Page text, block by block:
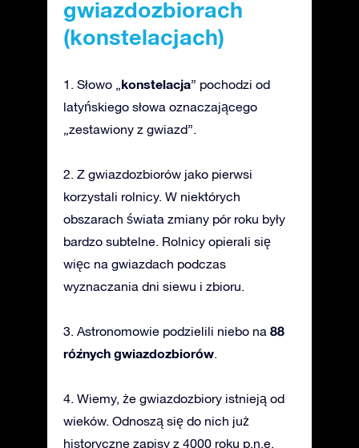
gwiazdozbiorach
(konstelacjach)
1. Słowo „konstelacja” pochodzi od
latyńskiego słowa oznaczającego
„zestawiony z gwiazd”.
2. Z gwiazdozbiorów jako pierwsi
korzystali rolnicy. W niektórych
obszarach świata zmiany pór roku były
bardzo subtelne. Rolnicy opierali się
więc na gwiazdach podczas
wyznaczania dni siewu i zbioru.
3. Astronomowie podzielili niebo na 88
różnych gwiazdozbiorów.
4. Wiemy, że gwiazdozbiory istnieją od
wieków. Odnoszą się do nich już
historyczne zapisy z 4000 roku p.n.e.